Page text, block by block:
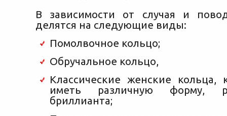
В зависимости от случая и
делятся на следующие виды:
Помолвочное кольцо;
Обручальное кольцо,
Классические женские кольца,
иметь различную форму,
бриллианта;